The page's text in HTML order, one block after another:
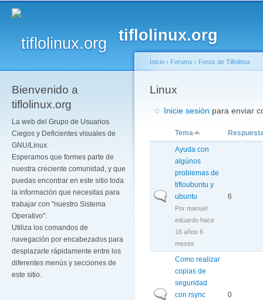
tiflolinux.org
Bienvenido a
tiflolinux.org
La web del Grupo de Usuarios
Ciegos y Deficientes visuales de
GNU/Linux.
Esperamos que formes parte de
nuestra creciente comunidad, y que
puedas encontrar en este sitio toda
la información que necesitas para
trabajar con "nuestro Sistema
Operativo".
Utiliza los comandos de
navegación por encabezados para
desplazarte rápidamente entre los
diferentes menús y secciones de
este sitio.
Se encuentra usted
Inicio › Forums › Foros de Tiflolinux
Linux
Inicie sesión para enviar
Tema
Discusión normal
Ayuda con
algúnos
problemas de
tifloubuntu y
ubuntu
Pormanuel
eduardo hace
16 años 6
meses
6
Discusión normal
Como realizar
copias de
seguridad
con rsync
0